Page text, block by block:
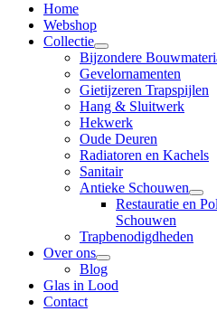
Home
Webshop
Collectie
Bijzondere
Gevelornamenten
Gietijzeren Trapspijlen
Hang & Sluitwerk
Hekwerk
Oude Deuren
Radiatoren en Kachels
Sanitair
Antieke Schouwen
Restauratie en
Schouwen
Trapbenodigdheden
Over ons
Blog
Glas in Lood
Contact